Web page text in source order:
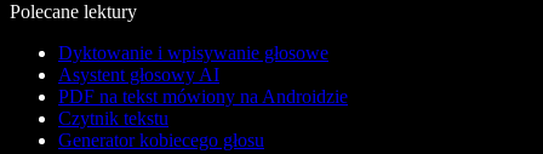
Polecane lektury
Dyktowanie i wpisywanie głosowe
Asystent głosowy AI
PDF na tekst mówiony na Androidzie
Czytnik tekstu
Generator kobiecego głosu